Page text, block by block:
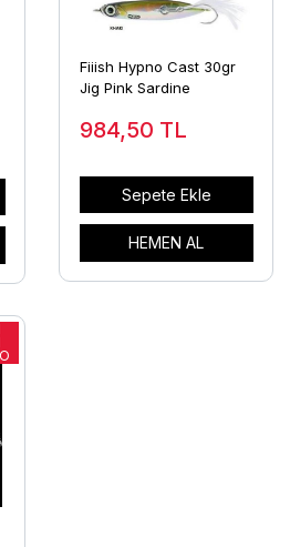
Fiiish Hypno Cast 30gr
Jig Pink Sardine
984,50 TL
Sepete Ekle
HEMEN AL